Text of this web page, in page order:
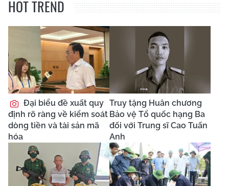
HOT TREND
Đại biểu đề xuất quy
định rõ ràng về kiểm soát
dòng tiền và tài sản mã
hóa
Truy tặng Huân chương
Bảo vệ Tổ quốc hạng Ba
đối với Trung sĩ Cao Tuấn
Anh